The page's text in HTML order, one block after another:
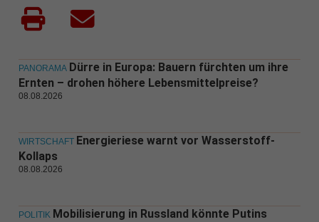
PANORAMA Dürre in Europa: Bauern fürchten um ihre
Ernten – drohen höhere Lebensmittelpreise?
08.08.2026
WIRTSCHAFT Energieriese warnt vor Wasserstoff-
Kollaps
08.08.2026
POLITIK Mobilisierung in Russland könnte Putins